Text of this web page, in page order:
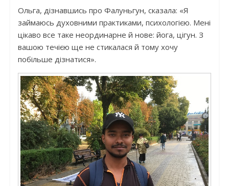
Ольга, дізнавшись про Фалуньгун, сказала: «Я
займаюсь духовними практиками, психологією. Мені
цікаво все таке неординарне й нове: йога, цігун. З
вашою течією ще не стикалася й тому хочу
побільше дізнатися».